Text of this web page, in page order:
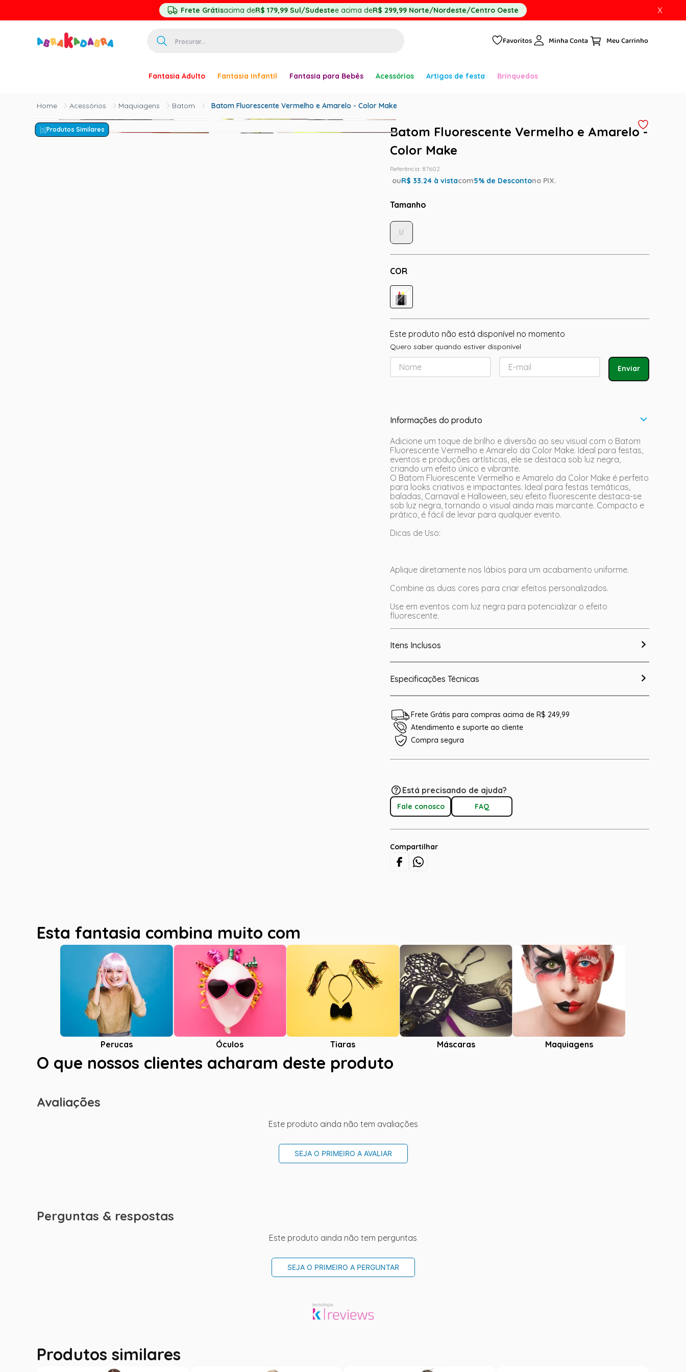
Frete Grátisacima deR$ 179,99 Sul/Sudestee acima deR$ 299,99 Norte/Nordeste/Centro Oeste X
Favoritos Minha Conta
Fantasia Adulto Fantasia Infantil Fantasia para Bebês Acessórios Artigos de festa Brinquedos
Acessórios Maquiagens Batom Batom Fluorescente Vermelho e Amarelo - Color Make
Produtos Similares
Batom Fluorescente Vermelho e Amarelo -
Color Make
Referência: 87602
ouR$ 33.24 à vistacom5% de Descontono PIX.
Tamanho
COR
U
Este produto não está disponível no momento
Quero saber quando estiver disponível
Enviar
Informações do produto
Adicione um toque de brilho e diversão ao seu visual com o Batom
Fluorescente Vermelho e Amarelo da Color Make. Ideal para festas,
eventos e produções artísticas, ele se destaca sob luz negra,
criando um efeito único e vibrante.
O Batom Fluorescente Vermelho e Amarelo da Color Make é perfeito
para looks criativos e impactantes. Ideal para festas temáticas,
baladas, Carnaval e Halloween, seu efeito fluorescente destaca-se
sob luz negra, tornando o visual ainda mais marcante. Compacto e
prático, é fácil de levar para qualquer evento.
Dicas de Uso:
Aplique diretamente nos lábios para um acabamento uniforme.
Combine as duas cores para criar efeitos personalizados.
Use em eventos com luz negra para potencializar o efeito
fluorescente.
Itens Inclusos
Especificações Técnicas
Frete Grátis para compras acima de R$ 249,99
Atendimento e suporte ao cliente
Compra segura
Está precisando de ajuda?
Fale conosco FAQ
Compartilhar
Esta fantasia combina muito com
Perucas Óculos Tiaras Máscaras Maquiagens
O que nossos clientes acharam deste produto
Avaliações
Este produto ainda não tem avaliações
SEJA O PRIMEIRO A AVALIAR
Perguntas & respostas
Este produto ainda não tem perguntas
SEJA O PRIMEIRO A PERGUNTAR
Produtos similares
princesa